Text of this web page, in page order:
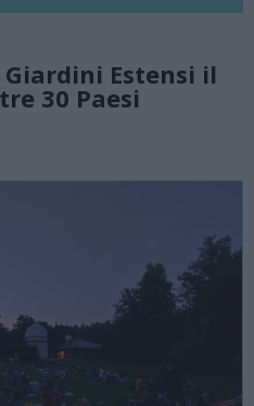
Giardini Estensi il
30 Paesi